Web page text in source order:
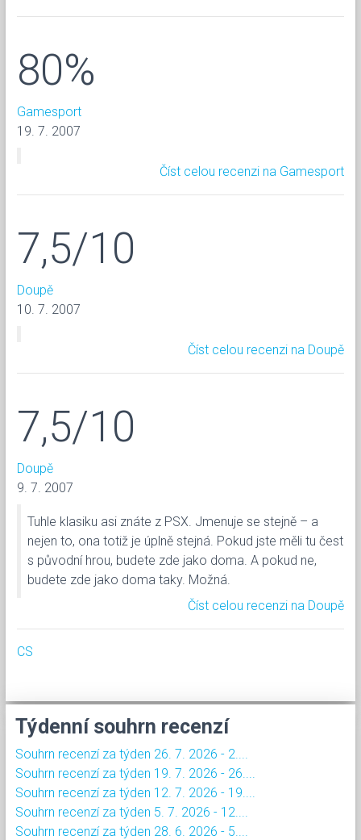
80%
Gamesport
19. 7. 2007
Číst celou recenzi na Gamesport
7,5/10
Doupě
10. 7. 2007
Číst celou recenzi na Doupě
7,5/10
Doupě
9. 7. 2007
Tuhle klasiku asi znáte z PSX. Jmenuje se stejně – a
nejen to, ona totiž je úplně stejná. Pokud jste měli tu čest
s původní hrou, budete zde jako doma. A pokud ne,
budete zde jako doma taky. Možná.
Číst celou recenzi na Doupě
CS
Týdenní souhrn recenzí
Souhrn recenzí za týden 26. 7. 2026 - 2....
Souhrn recenzí za týden 19. 7. 2026 - 26....
Souhrn recenzí za týden 12. 7. 2026 - 19....
Souhrn recenzí za týden 5. 7. 2026 - 12....
Souhrn recenzí za týden 28. 6. 2026 - 5....